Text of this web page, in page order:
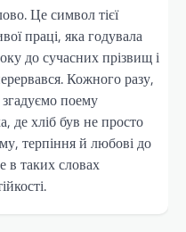
Це символ тієї
праці, яка годувала
до сучасних прізвищ і
Кожного разу,
поему
де хліб був не просто
терпіння й любові до
в таких словах